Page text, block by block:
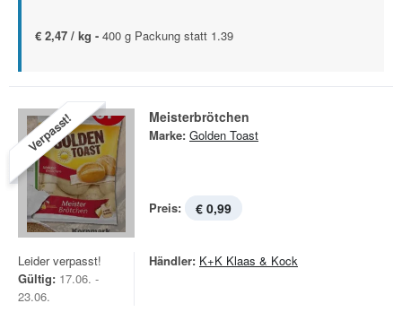
€ 2,47 / kg - 400 g Packung statt 1.39
Verpasst! Meisterbrötchen
Marke: Golden Toast
Preis: € 0,99
Leider verpasst!
Gültig: 17.06. -
23.06.
Händler: K+K Klaas & Kock